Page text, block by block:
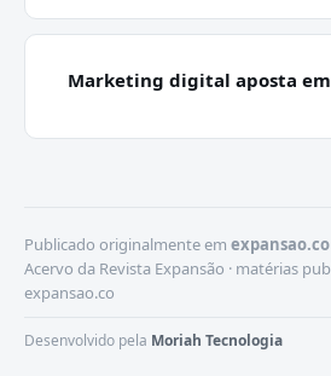
Marketing digital aposta
Publicado originalmente em expansao.co
Acervo da Revista Expansão · matérias
expansao.co
Desenvolvido pela Moriah Tecnologia